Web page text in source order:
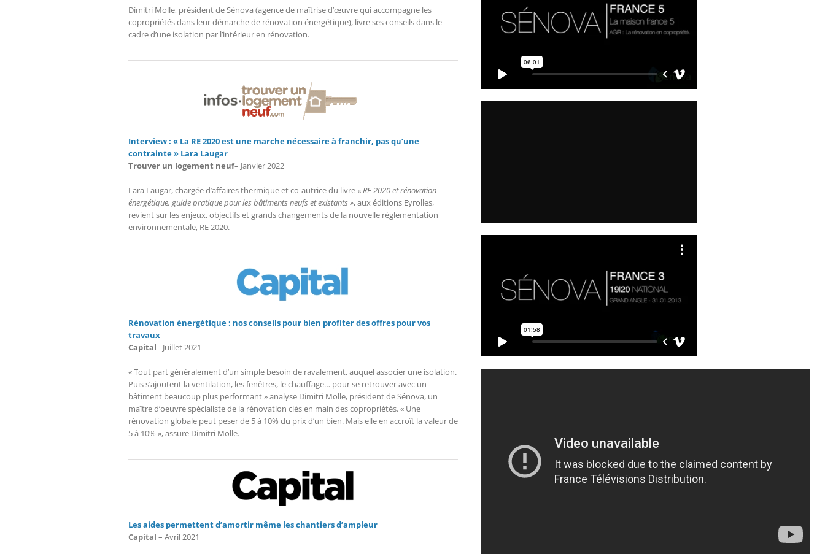
Dimitri Molle, président de Sénova (agence de maîtrise d’œuvre qui accompagne les
copropriétés dans leur démarche de rénovation énergétique), livre ses conseils dans le
cadre d’une isolation par l’intérieur en rénovation.
Interview : « La RE 2020 est une marche nécessaire à franchir, pas qu’une
contrainte » Lara Laugar
Trouver un logement neuf– Janvier 2022
Lara Laugar, chargée d’affaires thermique et co-autrice du livre «RE 2020 et rénovation
énergétique, guide pratique pour les bâtiments neufs et existants », aux éditions Eyrolles,
revient sur les enjeux, objectifs et grands changements de la nouvelle réglementation
environnementale, RE 2020.
Rénovation énergétique : nos conseils pour bien profiter des offres pour vos
travaux
Capital– Juillet 2021
« Tout part généralement d’un simple besoin de ravalement, auquel associer une isolation.
Puis s’ajoutent la ventilation, les fenêtres, le chauffage… pour se retrouver avec un
bâtiment beaucoup plus performant » analyse Dimitri Molle, président de Sénova, un
maître d’oeuvre spécialiste de la rénovation clés en main des copropriétés. « Une
rénovation globale peut peser de 5 à 10% du prix d’un bien. Mais elle en accroît la valeur de
5 à 10% », assure Dimitri Molle.
Les aides permettent d’amortir même les chantiers d’ampleur
Capital – Avril 2021